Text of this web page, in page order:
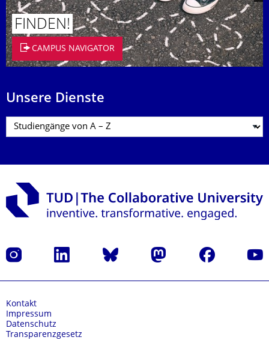
FINDEN!
CAMPUS NAVIGATOR
Unsere Dienste
Instagram LinkedIn Bluesky Mastodon Facebook
Kontakt
Impressum
Datenschutz
Transparenzgesetz